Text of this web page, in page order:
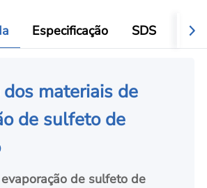
Especificação SDS
dos materiais de
de sulfeto de
de sulfeto de